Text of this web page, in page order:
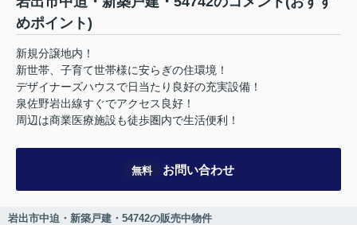
めポイント)
新規分譲地内！
新世帯、子育て世帯様に安らぎの住環境！
デザイナーズハウスで日当たり良好の充実設備！
泉佐野岩出線すぐでアクセス良好！
周辺は商業医療施設も徒歩圏内で生活便利！
無料 お問い合わせ
岩出市中迫・新築戸建・54742の販売中物件